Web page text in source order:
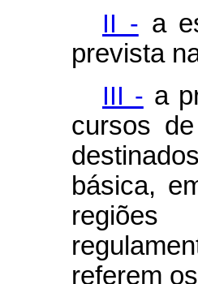
II - a
prevista
III - a
cursos
básica,
regiões
referem